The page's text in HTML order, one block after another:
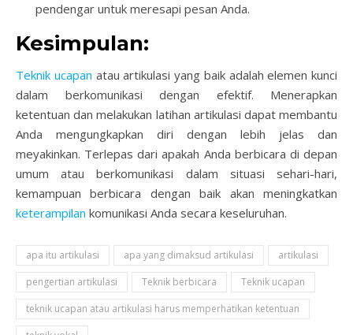
pendengar untuk meresapi pesan Anda.
Kesimpulan:
Teknik ucapan atau artikulasi yang baik adalah elemen kunci
dalam berkomunikasi dengan efektif. Menerapkan
ketentuan dan melakukan latihan artikulasi dapat membantu
Anda mengungkapkan diri dengan lebih jelas dan
meyakinkan. Terlepas dari apakah Anda berbicara di depan
umum atau berkomunikasi dalam situasi sehari-hari,
kemampuan berbicara dengan baik akan meningkatkan
keterampilan komunikasi Anda secara keseluruhan.
apa itu artikulasi apa yang dimaksud artikulasi
artikulasi
pengertian artikulasi
Teknik berbicara
Teknik ucapan
teknik ucapan atau artikulasi harus memperhatikan ketentuan